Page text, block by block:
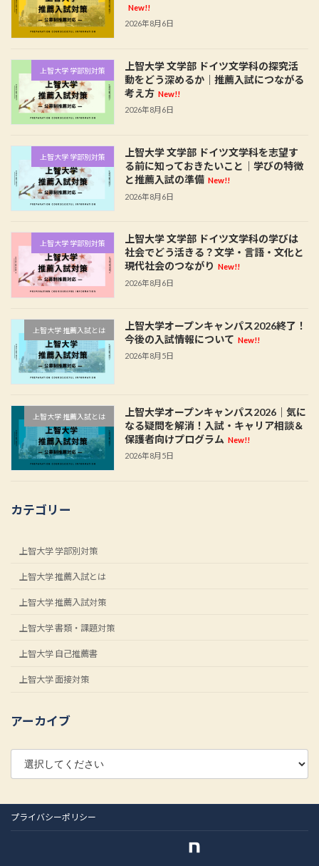
New!!
2026年8月6日
上智大学 学部別対策
上智大学 文学部 ドイツ文学科の探究活
動をどう深めるか｜推薦入試につながる
考え方 New!!
2026年8月6日
上智大学 学部別対策
上智大学 文学部 ドイツ文学科を志望す
る前に知っておきたいこと｜学びの特徴
と推薦入試の準備 New!!
2026年8月6日
上智大学 学部別対策
上智大学 文学部 ドイツ文学科の学びは
社会でどう活きる？文学・言語・文化と
現代社会のつながり New!!
2026年8月6日
上智大学 推薦入試とは
上智大学オープンキャンパス2026終了！
今後の入試情報について New!!
2026年8月5日
上智大学 推薦入試とは
上智大学オープンキャンパス2026｜気に
なる疑問を解消！入試・キャリア相談＆
保護者向けプログラム New!!
2026年8月5日
カテゴリー
上智大学 学部別対策
上智大学 推薦入試とは
上智大学 推薦入試対策
上智大学 書類・課題対策
上智大学 自己推薦書
上智大学 面接対策
アーカイブ
プライバシーポリシー